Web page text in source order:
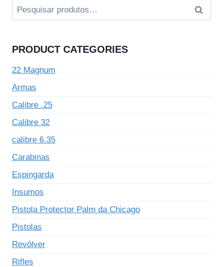
Pesquisar
por:
PRODUCT CATEGORIES
22 Magnum
Armas
Calibre .25
Calibre 32
calibre 6.35
Carabinas
Espingarda
Insumos
Pistola Protector Palm da Chicago
Pistolas
Revólver
Rifles